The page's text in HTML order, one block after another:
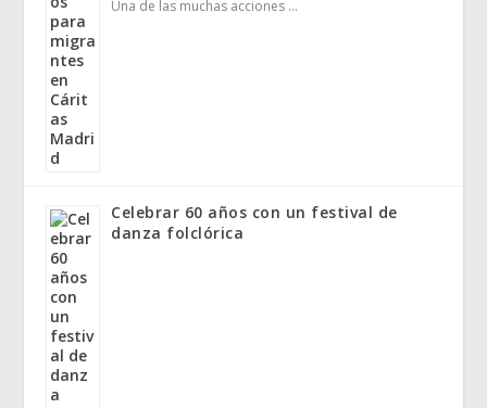
Una de las muchas acciones …
Celebrar 60 años con un festival de
danza folclórica